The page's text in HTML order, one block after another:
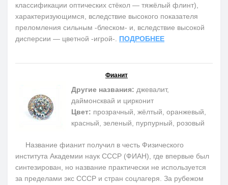
классификации оптических стёкол — тяжёлый флинт),
характеризующимся, вследствие высокого показателя
преломления сильным -блеском- и, вследствие высокой
дисперсии — цветной -игрой-. ПОДРОБНЕЕ
Фианит
Другие названия: джевалит,
даймонсквай и цирконит
Цвет: прозрачный, жёлтый, оранжевый,
красный, зеленый, пурпурный, розовый
Название фианит получил в честь Физического
института Академии наук СССР (ФИАН), где впервые был
синтезирован, но название практически не используется
за пределами экс СССР и стран соцлагеря. За рубежом